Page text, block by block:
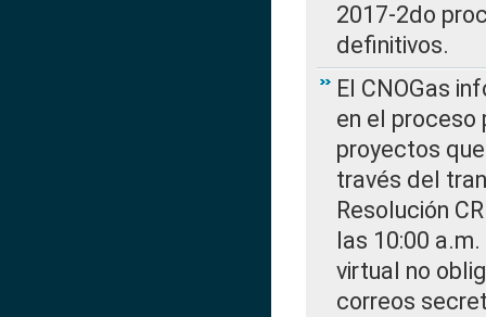
2017-2do
definitivos.
El CNOGas
en el proceso
proyectos
través del
Resolución
las 10:00
virtual no
correos